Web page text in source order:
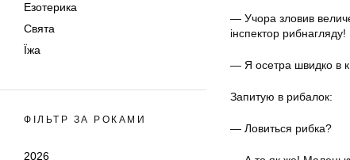
Езотерика
Свята
Їжа
ФІЛЬТР ЗА РОКАМИ
2026
— Учора зловив
інспектор рибнагляду!
— Я осетра швидко в
Запитую в рибалок:
— Ловиться рибка?